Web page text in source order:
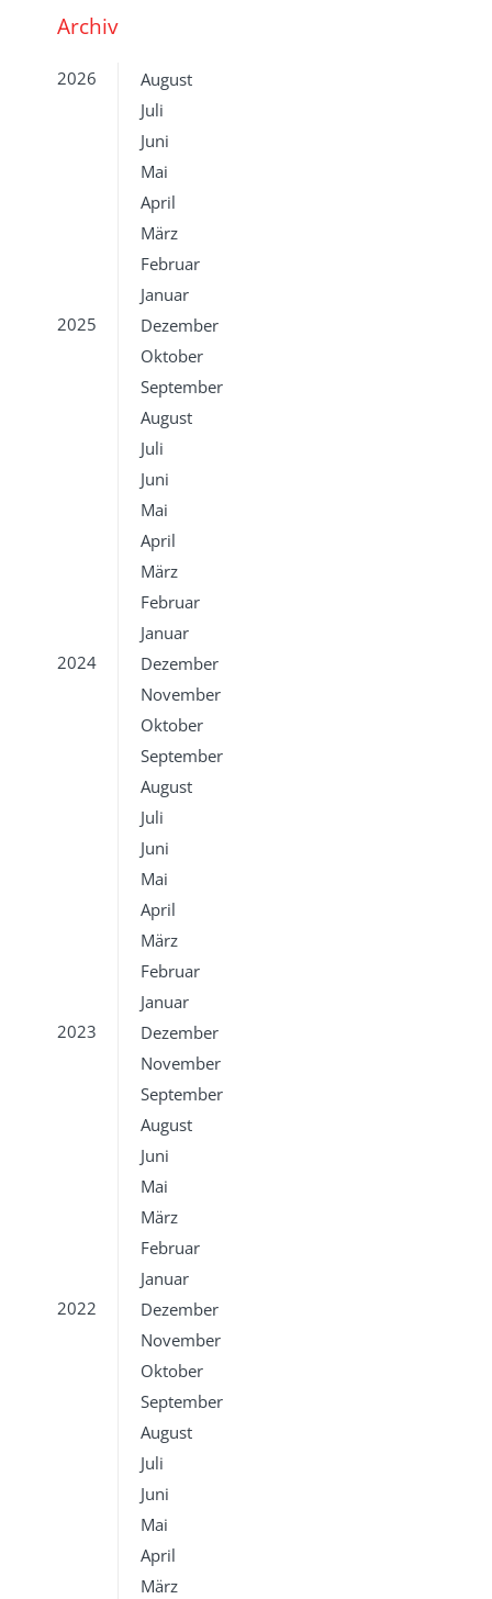
Archiv
2026
August
Juli
Juni
Mai
April
März
Februar
Januar
2025
Dezember
Oktober
September
August
Juli
Juni
Mai
April
März
Februar
Januar
2024
Dezember
November
Oktober
September
August
Juli
Juni
Mai
April
März
Februar
Januar
2023
Dezember
November
September
August
Juni
Mai
März
Februar
Januar
2022
Dezember
November
Oktober
September
August
Juli
Juni
Mai
April
März